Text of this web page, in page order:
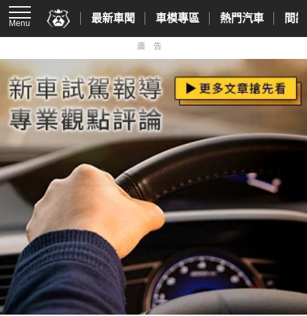
Menu 最新車聞 車模專區 熱門汽車 間
廣告